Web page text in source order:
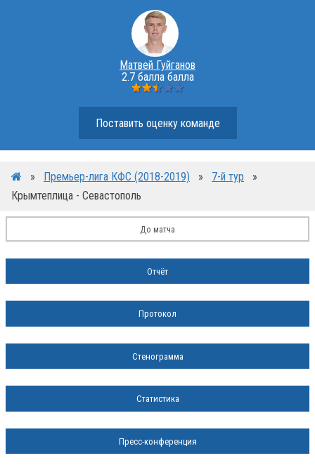
Матвей Гуйганов
2.7 балла балла
Поставить оценку команде
» Премьер-лига КФС (2018-2019) » 7-й тур
»
Крымтеплица - Севастополь
До матча
Отчёт
Протокол
Стенограмма
Статистика
Пресс-конференция